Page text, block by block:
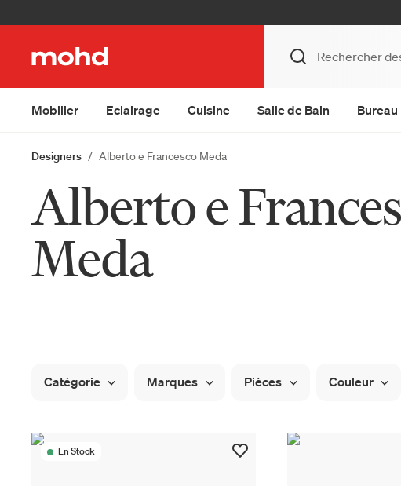
Mobilier Eclairage Cuisine Salle de Bain Bureau
Designers Alberto e Francesco Meda
Alberto e
Meda
Catégorie Marques Pièces Couleur
En Stock